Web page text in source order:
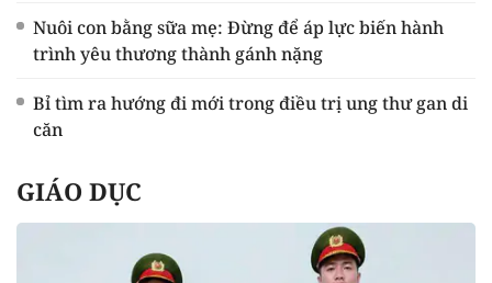
Nuôi con bằng sữa mẹ: Đừng để áp lực biến hành
trình yêu thương thành gánh nặng
Bỉ tìm ra hướng đi mới trong điều trị ung thư gan di
căn
GIÁO DỤC